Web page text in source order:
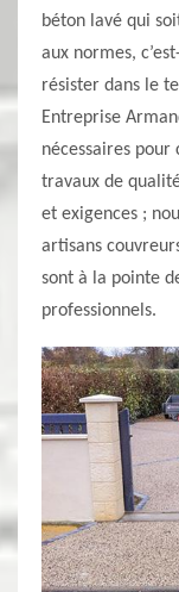
béton lavé qui
aux normes,
résister dans le
Entreprise
nécessaires
travaux de
et exigences ;
artisans
sont à la pointe
professionnels.